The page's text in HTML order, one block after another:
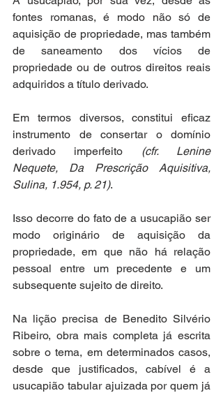
fontes romanas, é modo não só de
aquisição de propriedade, mas também
de saneamento dos vícios de
propriedade ou de outros direitos reais
adquiridos a título derivado.
Em termos diversos, constitui eficaz
instrumento de consertar o domínio
derivado imperfeito (cfr. Lenine
Nequete, Da Prescrição Aquisitiva,
Sulina, 1.954, p. 21).
Isso decorre do fato de a usucapião ser
modo originário de aquisição da
propriedade, em que não há relação
pessoal entre um precedente e um
subsequente sujeito de direito.
Na lição precisa de Benedito Silvério
Ribeiro, obra mais completa já escrita
sobre o tema, em determinados casos,
desde que justificados, cabível é a
usucapião tabular ajuizada por quem já